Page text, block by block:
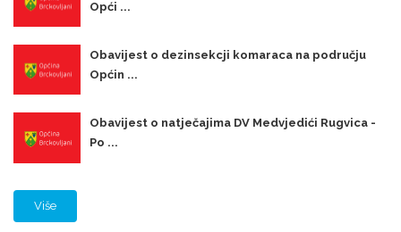
Opći ...
Obavijest o dezinsekcji komaraca na području
Općin ...
Obavijest o natječajima DV Medvjedići Rugvica -
Po ...
Više